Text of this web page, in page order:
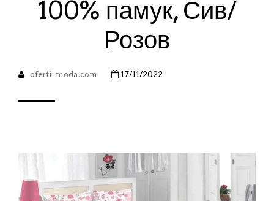
100% памук, Сив/
Розов
oferti-moda.com 17/11/2022